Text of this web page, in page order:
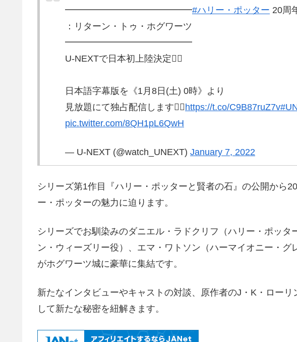
━━━━━━━━━━━━━━#ハリー・ポッター 20周
：リターン・トゥ・ホグワーツ
━━━━━━━━━━━━━━
U-NEXTで日本初上陸決定💁‍♀️
日本語字幕版を《1月8日(土) 0時》より
見放題にて独占配信します🧙‍♂️https://t.co/C9B87ruZ7v
pic.twitter.com/8QH1pL6QwH
— U-NEXT (@watch_UNEXT) January 7, 2022
シリーズ第1作目『ハリー・ポッターと賢者の石』の公開から
ー・ポッターの魅力に迫ります。
シリーズでお馴染みのダニエル・ラドクリフ（ハリー・ポッタ
ン・ウィーズリー役）、エマ・ワトソン（ハーマイオニー・グ
がホグワーツ城に豪華に集結です。
新たなインタビューやキャストの対談、原作者のJ・K・ロー
して新たな秘密を紐解きます。